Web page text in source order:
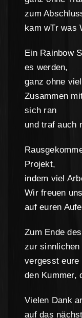
zum
kam wTr was
Ein Rainbow
es werden,
ganz ohne
Zusammen
sich ran
und traf auch
Projekt,
indem viel
Wir freuen
auf euren
Zum Ende
zur sinnlichen
vergesst eure
den Kummer,
Vielen Dank
auf das